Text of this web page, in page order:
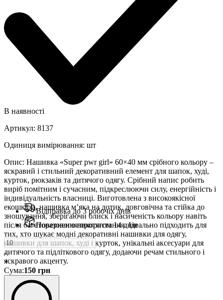
В наявності
Артикул: 8137
Одиниця вимірювання: шт
Опис: Нашивка «Super pwr girl» 60×40 мм срібного кольору –
яскравий і стильний декоративний елемент для шапок, худі,
курток, рюкзаків та дитячого одягу. Срібний напис робить
виріб помітним і сучасним, підкреслюючи силу, енергійність і
індивідуальність власниці. Виготовлена з високоякісної
екошкіри, нашивка м’яка на дотик, довговічна та стійка до
зношування, зберігаючи блиск і насиченість кольору навіть
після багаторазового використання. Ідеально підходить для
тих, хто шукає модні декоративні нашивки для одягу,
нашивки для шапок, худі і курток, унікальні аксесуари для
дитячого та підліткового одягу, додаючи речам стильного і
яскравого акценту.
Відправка до 3 робочіх днів
Повернення протягом 14 днів
-
+
Сума:150 грн